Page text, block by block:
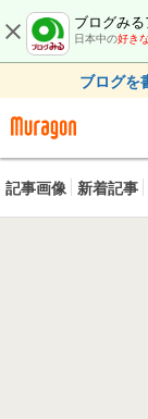
ブログみる
日本中の好き
ブログを
記事画像 新着記事